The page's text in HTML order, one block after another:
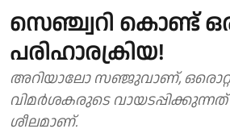
സെഞ്ച്വറി കൊണ്ട്
പരിഹാരക്രിയ!
അറിയാലോ സഞ്ജുവാണ്, ഒരൊറ്റ
വിമർശകരുടെ
ശീലമാണ്.